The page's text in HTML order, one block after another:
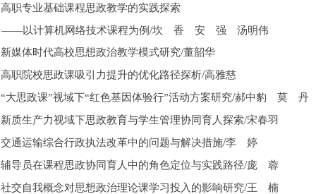
高职专业基础课程思政教学的实践探索
——以计算机网络技术课程为例/坎 香 安 强 汤明伟
新媒体时代高校思想政治教学模式研究/董韶华
高职院校思政课吸引力提升的优化路径探析/高雅慈
“大思政课”视域下“红色基因体验行”活动方案研究/郝中豹 莫 丹
新质生产力视域下思政教育与学生管理协同育人探索/宋春羽
交通运输综合行政执法改革中的问题与解决措施/李 婷
辅导员在课程思政协同育人中的角色定位与实践路径/庞 蓉
社交自我概念对思想政治理论课学习投入的影响研究/王 楠